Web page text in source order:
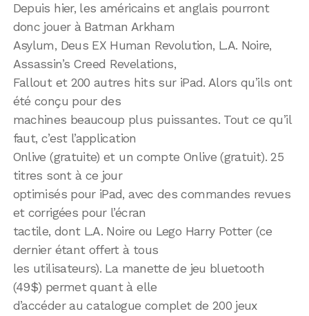
Depuis hier, les américains et anglais pourront
donc jouer à Batman Arkham
Asylum, Deus EX Human Revolution, L.A. Noire,
Assassin’s Creed Revelations,
Fallout et 200 autres hits sur iPad. Alors qu’ils ont
été conçu pour des
machines beaucoup plus puissantes. Tout ce qu’il
faut, c’est l’application
Onlive (gratuite) et un compte Onlive (gratuit). 25
titres sont à ce jour
optimisés pour iPad, avec des commandes revues
et corrigées pour l’écran
tactile, dont L.A. Noire ou Lego Harry Potter (ce
dernier étant offert à tous
les utilisateurs). La manette de jeu bluetooth
(49$) permet quant à elle
d’accéder au catalogue complet de 200 jeux